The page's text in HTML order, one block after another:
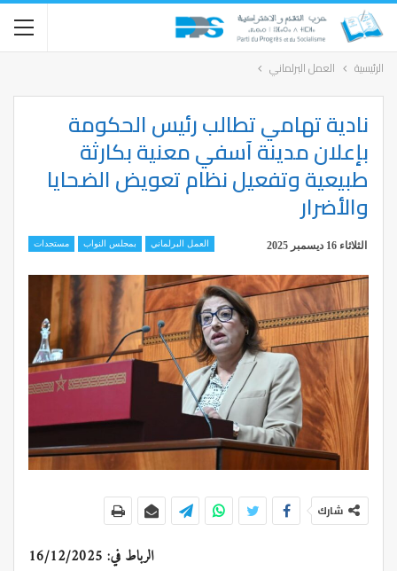
الرئيسية العمل البرلماني
نادية تهامي تطالب رئيس الحكومة
بإعلان مدينة آسفي معنية بكارثة
طبيعية وتفعيل نظام تعويض الضحايا
والأضرار
العمل البرلماني بمجلس النواب مستجدات الثلاثاء 16 ديسمبر 2025
شارك
الرباط في: 16/12/2025